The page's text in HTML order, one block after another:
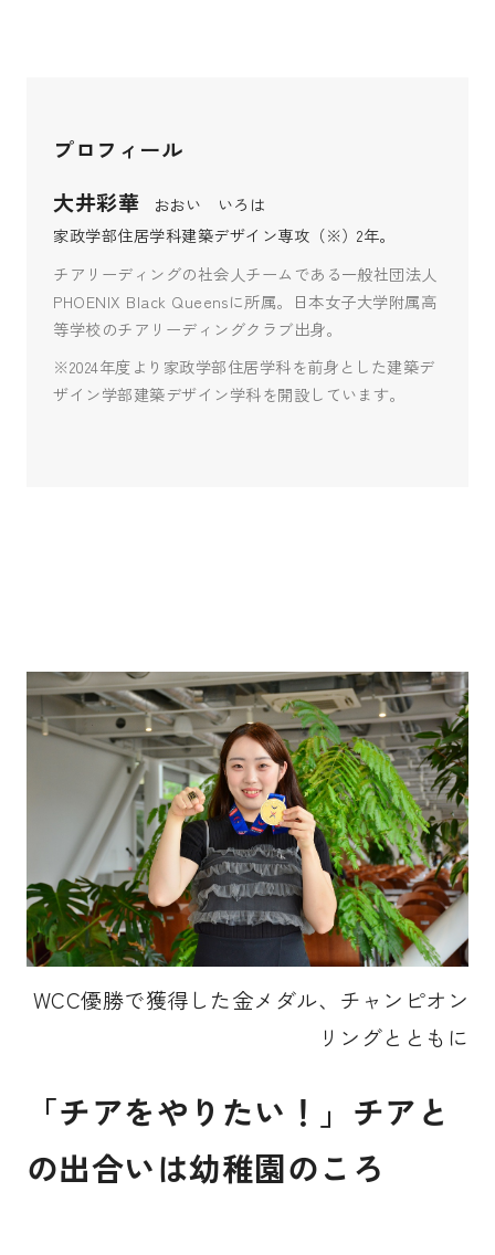
プロフィール
大井彩華
おおい いろは
家政学部住居学科建築デザイン専攻（※）2年。
チアリーディングの社会人チームである一般社団法人
PHOENIX Black Queensに所属。日本女子大学附属高
等学校のチアリーディングクラブ出身。
※2024年度より家政学部住居学科を前身とした建築デ
ザイン学部建築デザイン学科を開設しています。
WCC優勝で獲得した金メダル、チャンピオン
リングとともに
「チアをやりたい！」チアと
の出合いは幼稚園のころ